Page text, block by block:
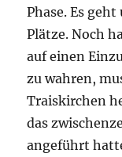
Phase. Es
Plätze. Noch
auf einen
zu wahren,
Traiskirchen
das
angeführt